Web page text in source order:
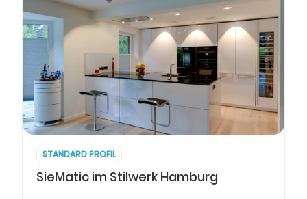
STANDARD PROFIL
SieMatic im Stilwerk Hamburg